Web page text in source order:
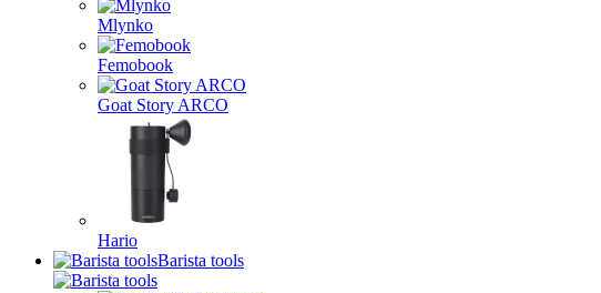
Mlynko
Femobook
Goat Story ARCO
Hario
Barista tools